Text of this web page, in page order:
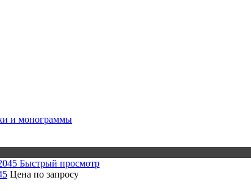
и монограммы
Быстрый просмотр
Цена по запросу